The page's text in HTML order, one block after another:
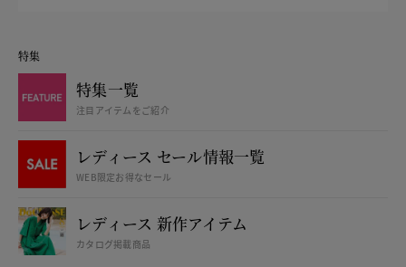
特集
特集一覧
注目アイテムをご紹介
レディース セール情報一覧
WEB限定お得なセール
レディース 新作アイテム
カタログ掲載商品